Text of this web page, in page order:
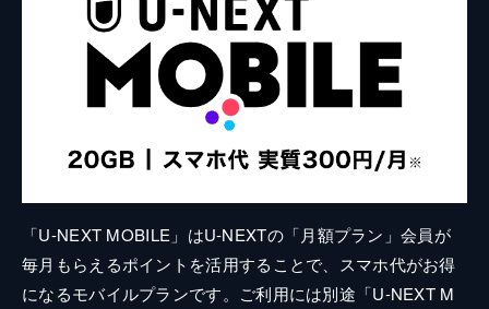
「U-NEXT MOBILE」はU-NEXTの「月額プラン」会員が
毎月もらえるポイントを活用することで、スマホ代がお得
になるモバイルプランです。ご利用には別途「U-NEXT M